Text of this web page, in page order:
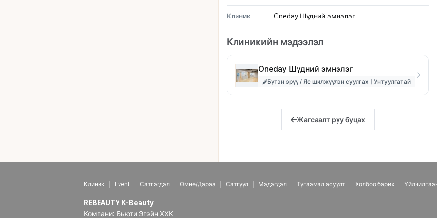
Клиник Oneday Шүдний эмнэлэг
Клиникийн мэдээлэл
Oneday Шүдний эмнэлэг
Бүтэн эрүү / Яс шилжүүлэн суулгах | Унтуулгатай
Жагсаалт руу буцах
Клиник Event Сэтгэгдэл Өмнө/Дараа Сэтгүүл Мэдэгдэл Түгээмэл асуулт Холбоо барих
REBEAUTY K-Beauty
Компани: Бьюти Эгэйн ХХК